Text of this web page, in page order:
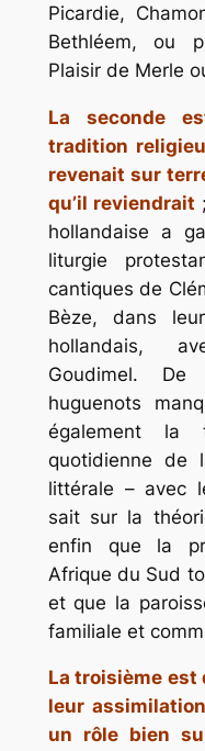
Picardie,
Bethléem, ou
Plaisir de Merle
La seconde
tradition
revenait sur
qu’il reviendrait
hollandaise a
liturgie
cantiques de
Bèze, dans
hollandais,
Goudimel.
huguenots
également la
quotidienne
littérale – avec
sait sur la
enfin que la
Afrique du Sud
et que la
familiale et
La troisième est
leur
un rôle bien